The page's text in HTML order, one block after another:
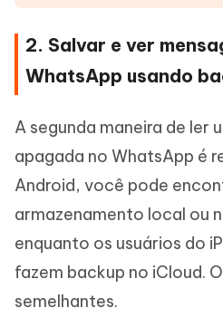
2. Salvar e ver
WhatsApp usando
A segunda maneira de ler
apagada no WhatsApp é
Android, você pode
armazenamento local ou
enquanto os usuários do
fazem backup no iCloud.
semelhantes.